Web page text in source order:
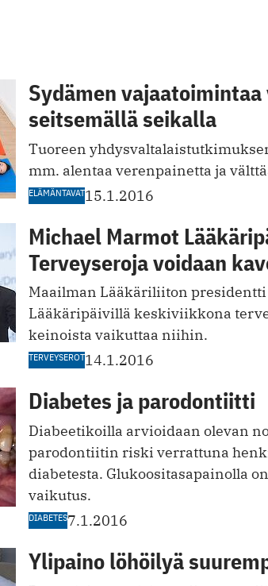
Sydämen
seitsemällä seikalla
Tuoreen
mm. alentaa verenpainetta ja
ELÄMÄNTAVAT15.1.2016
Michael Marmot
Terveyseroja voidaan
Maailman Lääkäriliiton
Lääkäripäivillä keskiviikkona
keinoista vaikuttaa niihin.
TERVEYSEROT14.1.2016
Diabetes ja parodontiitti
Diabeetikoilla arvioidaan olevan
parodontiitin riski verrattuna
diabetesta. Glukoositasapainolla
vaikutus.
DIABETES7.1.2016
Ylipaino löhöilyä